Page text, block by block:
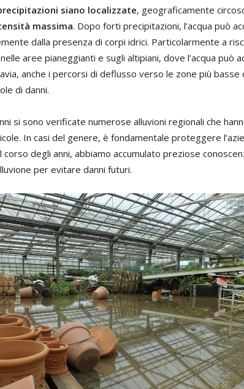
siano localizzate, geograficamente
massima. Dopo forti precipitazioni, l’acqua può
dalla presenza di corpi idrici. Particolarmente a
aree pianeggianti e sugli altipiani, dove l’acqua può
anche i percorsi di deflusso verso le zone più
di danni.
si sono verificate numerose alluvioni regionali che
In casi del genere, è fondamentale proteggere
corso degli anni, abbiamo accumulato preziose
per evitare danni futuri.